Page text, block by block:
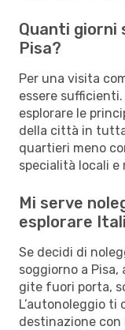
Quanti giorni
Pisa?
Per una visita
essere
esplorare le
della città in
quartieri meno
specialità locali e
Mi serve
esplorare
Se decidi di
soggiorno a
gite fuori porta,
L’autonoleggio ti
destinazione con